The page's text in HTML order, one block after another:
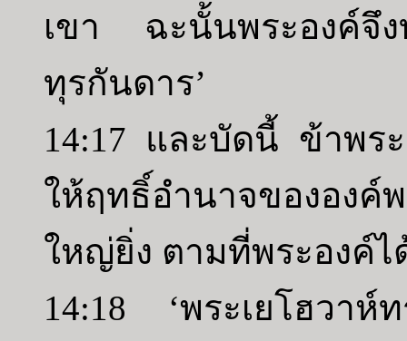
เขา ฉะนั้นพระองค์จึง
ทุรกันดาร’
14:17 และบัดนี้ ข้าพร
ให้ฤทธิ์อำนาจขององค์
ใหญ่ยิ่ง ตามที่พระองค์ไ
14:18 ‘พระเยโฮวา